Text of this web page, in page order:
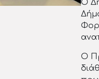
Ο
Ο